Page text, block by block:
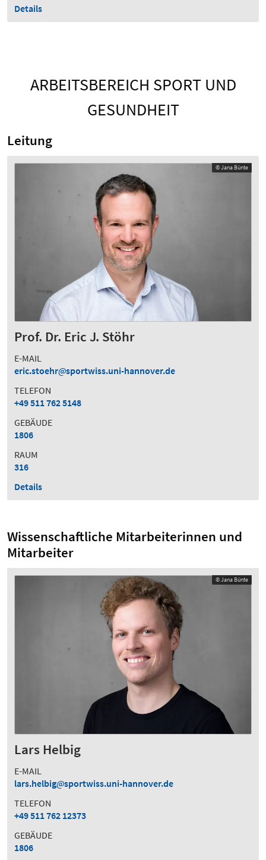
Details
ARBEITSBEREICH SPORT UND
GESUNDHEIT
Leitung
Prof. Dr. Eric J. Stöhr
E-MAIL
eric.stoehr
sportwiss.uni-hannover.de
TELEFON
+49 511 762 5148
GEBÄUDE
1806
RAUM
316
Details
© Jana Bünte
Wissenschaftliche Mitarbeiterinnen und
Mitarbeiter
Lars Helbig
E-MAIL
lars.helbig
sportwiss.uni-hannover.de
TELEFON
+49 511 762 12373
GEBÄUDE
1806
© Jana Bünte